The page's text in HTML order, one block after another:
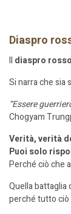
Diaspro
Il diaspro rosso
Si narra che sia
“Essere
Chogyam
Verità, verità
Puoi solo
Perché ciò che
Quella battaglia
perché tutto